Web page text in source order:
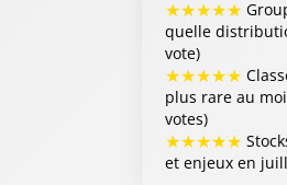
★★★★★
quelle
vote)
★★★★★
plus rare au
votes)
★★★★★
et enjeux en